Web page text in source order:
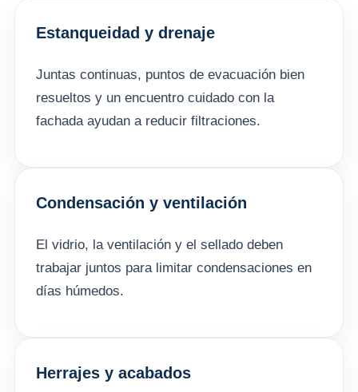
Estanqueidad y drenaje
Juntas continuas, puntos de evacuación bien
resueltos y un encuentro cuidado con la
fachada ayudan a reducir filtraciones.
Condensación y ventilación
El vidrio, la ventilación y el sellado deben
trabajar juntos para limitar condensaciones en
días húmedos.
Herrajes y acabados